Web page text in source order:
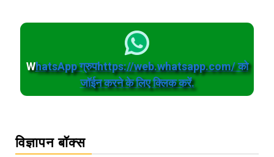
WhatsApp ग्रुपhttps://web.whatsapp.com/ को
जॉईन करने के लिए क्लिक करें.
विज्ञापन बॉक्स